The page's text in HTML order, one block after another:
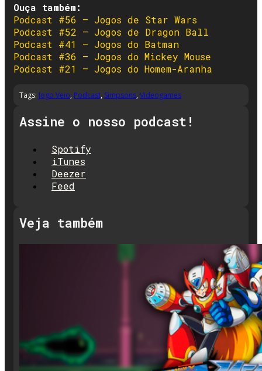
Ouça também:
Podcast #56 – Jogos de Star Wars
Podcast #52 – Jogos de Dragon Ball
Podcast #41 – Jogos do Batman
Podcast #36 – Jogos do Mickey Mouse
Podcast #21 – Jogos do Homem-Aranha
Tags: Jogo Veio, Podcast, Simpsons, Videogames
Assine o nosso podcast!
Spotify
iTunes
Deezer
Feed
Veja também